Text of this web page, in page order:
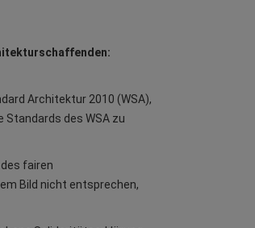
Architektur 2010 (WSA),
Standards des WSA zu
fairen
Bild nicht entsprechen,